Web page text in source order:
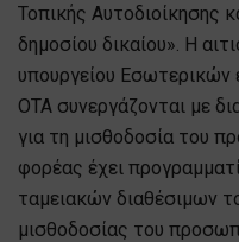
Τοπικής Αυτοδιοίκησης
δημοσίου δικαίου». Η
υπουργείου Εσωτερικών
ΟΤΑ συνεργάζονται με
για τη μισθοδοσία του
φορέας έχει
ταμειακών διαθέσιμων
μισθοδοσίας του